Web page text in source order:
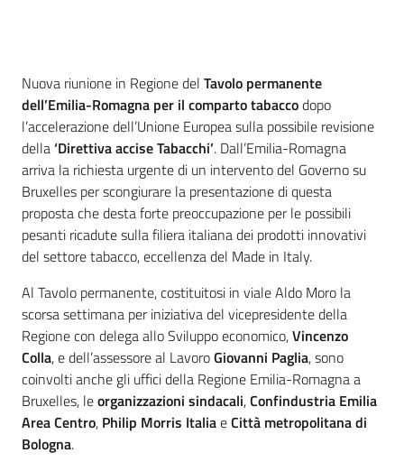
Seguici
su
Introduzione
Nuova riunione in Regione del Tavolo permanente
dell’Emilia-Romagna per il comparto tabaccodopo
l’accelerazione dell’Unione Europea sulla possibile revisione
della‘Direttiva accise Tabacchi’. Dall’Emilia-Romagna
arriva la richiesta urgente di un intervento del Governo su
Bruxelles per scongiurare la presentazione di questa
proposta che desta forte preoccupazione per le possibili
pesanti ricadute sulla filiera italiana dei prodotti innovativi
del settore tabacco, eccellenza del Made in Italy.
Al Tavolo permanente, costituitosi in viale Aldo Moro la
scorsa settimana per iniziativa del vicepresidente della
Regione con delega allo Sviluppo economico,Vincenzo
Colla, e dell’assessore al LavoroGiovanni Paglia, sono
coinvolti anche gli uffici della Regione Emilia-Romagna a
Bruxelles, leorganizzazioni sindacali,Confindustria Emilia
Area Centro, Philip Morris ItaliaeCittà metropolitana di
Bologna.